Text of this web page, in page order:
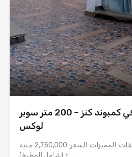
روف للبيع في كمبوند كنز – 200 متر سوبر
لوكس
الكود: 8007 المواصفات: المميزات: السعر: 2,750,000 جنيه
(شامل المطبخ) +…